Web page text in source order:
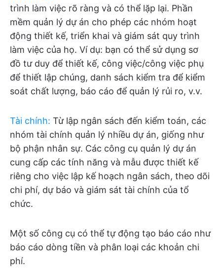
trình làm việc rõ ràng và có thể lặp lại. Phần
mềm quản lý dự án cho phép các nhóm hoạt
động thiết kế, triển khai và giám sát quy trình
làm việc của họ. Ví dụ: bạn có thể sử dụng sơ
đồ tư duy để thiết kế, công việc/công việc phụ
để thiết lập chúng, danh sách kiểm tra để kiểm
soát chất lượng, báo cáo để quản lý rủi ro, v.v.
Tài chính: Từ lập ngân sách đến kiểm toán, các
nhóm tài chính quản lý nhiều dự án, giống như
bộ phận nhân sự. Các công cụ quản lý dự án
cung cấp các tính năng và mẫu được thiết kế
riêng cho việc lập kế hoạch ngân sách, theo dõi
chi phí, dự báo và giám sát tài chính của tổ
chức.
Một số công cụ có thể tự động tạo báo cáo như
báo cáo dòng tiền và phân loại các khoản chi
phí.